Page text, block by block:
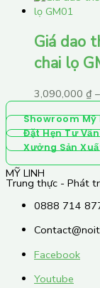
Giá dao
chai lọ
3,090,000 ₫ –
Showroom Mỹ
Đặt Hẹn Tư Vấn
Xưởng Sản
MỸ LINH
Trung thực - Phát
0888 714
Facebook
Youtube